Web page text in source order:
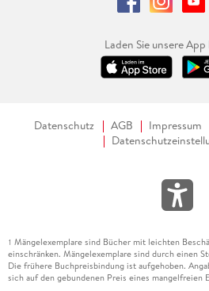
Laden Sie unsere
Datenschutz AGB Impressum
1 Mängelexemplare sind Bücher mit leichten
einschränken. Mängelexemplare sind durch einen
Die frühere Buchpreisbindung ist aufgehoben.
sich auf den gebundenen Preis eines mangelfreien